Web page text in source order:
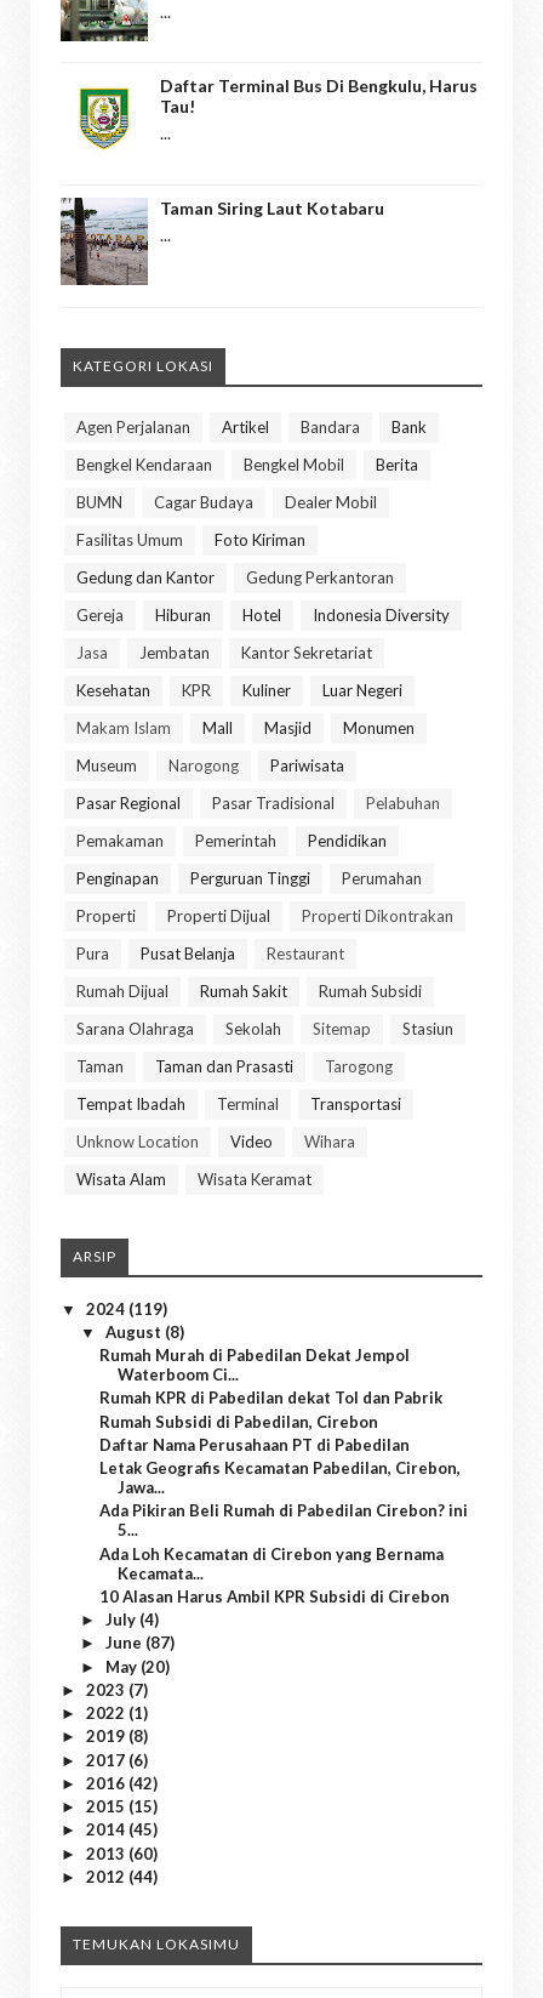
...
Daftar Terminal Bus Di Bengkulu, Harus
Tau!
...
Taman Siring Laut Kotabaru
...
KATEGORI LOKASI
Agen Perjalanan Artikel Bandara
Bank
Bengkel Kendaraan
Bengkel Mobil
Berita
BUMN
Cagar Budaya
Dealer Mobil
Fasilitas Umum
Foto Kiriman
Gedung dan Kantor
Gedung Perkantoran
Gereja
Hiburan Hotel
Indonesia Diversity
Jasa
Jembatan
Kantor Sekretariat
Kesehatan
KPR Kuliner
Luar Negeri
Makam Islam
Mall Masjid
Monumen
Museum
Narogong
Pariwisata
Pasar Regional
Pasar Tradisional
Pelabuhan
Pemakaman
Pemerintah
Pendidikan
Penginapan
Perguruan Tinggi
Perumahan
Properti
Properti Dijual
Properti Dikontrakan
Pura
Pusat Belanja
Restaurant
Rumah Dijual
Rumah Sakit
Rumah Subsidi
Sarana Olahraga
Sekolah Sitemap
Stasiun
Taman
Taman dan Prasasti
Tarogong
Tempat Ibadah
Terminal
Transportasi
Unknow Location
Video
Wihara
Wisata Alam
Wisata Keramat
ARSIP
▼ 2024 (119)
▼ August (8)
Rumah Murah di Pabedilan Dekat Jempol
Waterboom Ci...
Rumah KPR di Pabedilan dekat Tol dan Pabrik
Rumah Subsidi di Pabedilan, Cirebon
Daftar Nama Perusahaan PT di Pabedilan
Letak Geografis Kecamatan Pabedilan, Cirebon,
Jawa...
Ada Pikiran Beli Rumah di Pabedilan Cirebon? ini
5...
Ada Loh Kecamatan di Cirebon yang Bernama
Kecamata...
10 Alasan Harus Ambil KPR Subsidi di Cirebon
► July (4)
► June (87)
► May (20)
► 2023 (7)
► 2022 (1)
► 2019 (8)
► 2017 (6)
► 2016 (42)
► 2015 (15)
► 2014 (45)
► 2013 (60)
► 2012 (44)
TEMUKAN LOKASIMU